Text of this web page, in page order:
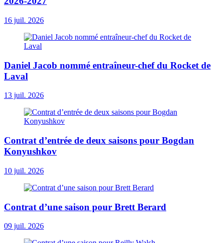
16 juil. 2026
Daniel Jacob nommé entraîneur-chef du Rocket de
Laval
13 juil. 2026
Contrat d’entrée de deux saisons pour Bogdan
Konyushkov
10 juil. 2026
Contrat d’une saison pour Brett Berard
09 juil. 2026